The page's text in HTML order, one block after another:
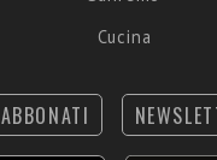
Cucina
ABBONATI